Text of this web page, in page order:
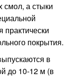
смол, а стыки
практически
покрытия.
в
до 10-12 м (в